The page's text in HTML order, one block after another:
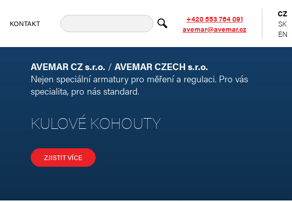
KONTAKT
+420 553 764 091
avemar@avemar.cz
CZ
SK
EN
AVEMAR CZ s.r.o. / AVEMAR CZECH s.r.o.
Nejen speciální armatury pro měření a regulaci. Pro vás
specialita, pro nás standard.
KULOVÉ KOHOUTY
ZJISTIT VÍCE